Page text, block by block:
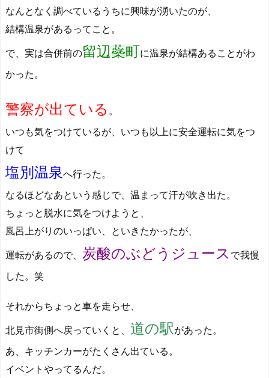
なんとなく調べているうちに興味が湧いたのが、
結構温泉があるってこと。
で、実は合併前の留辺蘂町に温泉が結構あることがわ
かった。
警察が出ている 。
いつも気をつけているが、いつも以上に安全運転に気をつ
けて
塩別温泉へ行った。
なるほどなあという感じで、温まって汗が吹き出た。
ちょっと脱水に気をつけようと、
風呂上がりのいっぱい、といきたかったが、
運転があるので、 炭酸のぶどうジュース で我慢
した。笑
それからちょっと車を走らせ、
北見市街側へ戻っていくと、 道の駅があった。
あ、キッチンカーがたくさん出ている。
イベントやってるんだ。